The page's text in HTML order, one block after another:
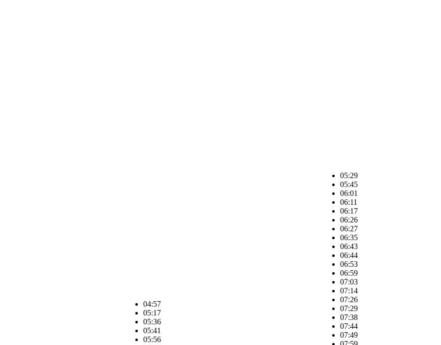
04:57
05:17
05:36
05:41
05:56
05:29
05:45
06:01
06:11
06:17
06:26
06:27
06:35
06:43
06:44
06:53
06:59
07:03
07:14
07:26
07:29
07:38
07:44
07:49